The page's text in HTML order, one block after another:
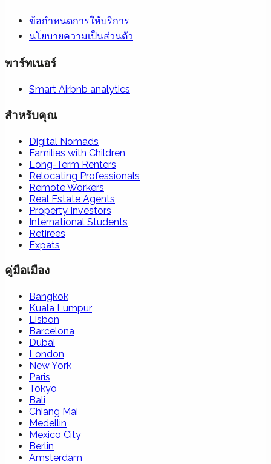
ข้อกำหนดการให้บริการ
นโยบายความเป็นส่วนตัว
พาร์ทเนอร์
Smart Airbnb analytics
สำหรับคุณ
Digital Nomads
Families with Children
Long-Term Renters
Relocating Professionals
Remote Workers
Real Estate Agents
Property Investors
International Students
Retirees
Expats
คู่มือเมือง
Bangkok
Kuala Lumpur
Lisbon
Barcelona
Dubai
London
New York
Paris
Tokyo
Bali
Chiang Mai
Medellin
Mexico City
Berlin
Amsterdam